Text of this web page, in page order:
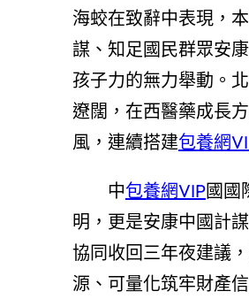
海蛟在致辭中表現，
謀、知足國民群眾安
孩子力的無力舉動。
遼闊，在西醫藥成長
風，連續搭建包養網
中包養網VIP國國
明，更是安康中國計
協同收回三年夜建議
源、可量化筑牢財產